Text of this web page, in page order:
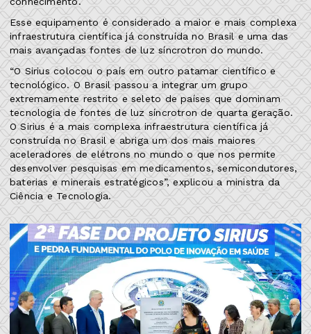
Esse equipamento é considerado a maior e mais complexa
infraestrutura científica já construída no Brasil e uma das
mais avançadas fontes de luz síncrotron do mundo.
“O Sirius colocou o país em outro patamar científico e
tecnológico. O Brasil passou a integrar um grupo
extremamente restrito e seleto de países que dominam
tecnologia de fontes de luz síncrotron de quarta geração.
O Sirius é a mais complexa infraestrutura científica já
construída no Brasil e abriga um dos mais maiores
aceleradores de elétrons no mundo o que nos permite
desenvolver pesquisas em medicamentos, semicondutores,
baterias e minerais estratégicos”, explicou a ministra da
Ciência e Tecnologia.